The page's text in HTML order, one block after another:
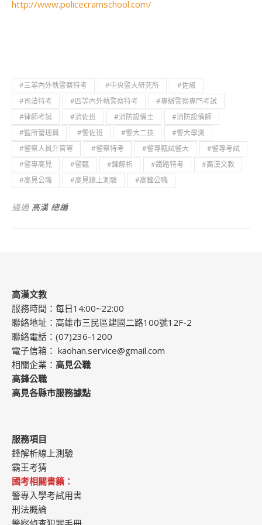
http://www.policecramschool.com/​​
#三等內外軌警察特考 #中央警大研究所
#佐級
#司法特考
#四等內外軌警察特考
#專辦警察專門考試
#律師考試
#消佐班 #消防設備士
#消防設備師
#監所管理員
#警佐班 #警大二技
#警大學測
#警察人員升官等
#警察特考 #警專甄試警大
#警專考試
#警專高見
#警甄 #鋒解析 #鐵路特考
#高漢文教
#高見公職
#高見線上測驗 #高鋒公職
通過 高漢 總編
高漢文教
服務時間：每日14:00~22:00
聯絡地址：高雄市三民區建國二路100號12F-2
聯絡電話：(07)236-1200
電子信箱： kaohan.service@gmail.com
相關企業： 高見公職
高鋒公職
高見各縣市服務據點
服務項目
鋒解析線上測驗
霸王考猜
國考相關書籍：
警專入學考試用書
刑法概論